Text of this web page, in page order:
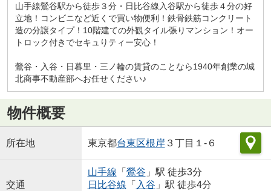
山手線鶯谷駅から徒歩３分・日比谷線入谷駅から徒歩４分の好
立地！コンビニなど近くで買い物便利！鉄骨鉄筋コンクリート
造の分譲タイプ！10階建ての外観タイル張りマンション！オー
トロック付きでセキュりティー安心！
鶯谷・入谷・日暮里・三ノ輪の賃貸のことなら1940年創業の城
北商事不動産部へお任せください♪
物件概要
所在地 東京都台東区根岸 ３丁目１-６
交通
山手線 「 鶯谷 」駅 徒歩3分
日比谷線 「 入谷 」駅 徒歩4分